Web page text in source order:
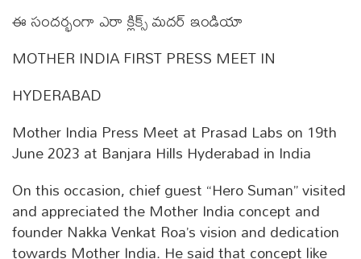
ఈ సందర్భంగా ఎరా క్లిక్స్‌ మదర్ ఇండియా
MOTHER INDIA FIRST PRESS MEET IN
HYDERABAD
Mother India Press Meet at Prasad Labs on 19th
June 2023 at Banjara Hills Hyderabad in India
On this occasion, chief guest “Hero Suman” visited
and appreciated the Mother India concept and
founder Nakka Venkat Roa’s vision and dedication
towards Mother India. He said that concept like